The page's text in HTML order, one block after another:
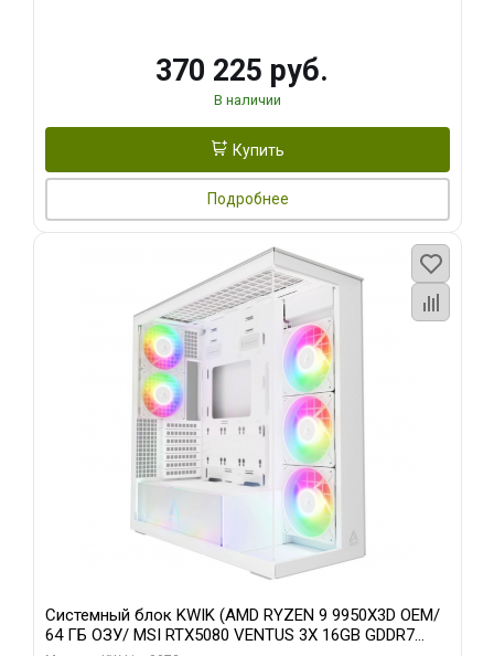
370 225 руб.
В наличии
Купить
Подробнее
Системный блок KWIK (AMD RYZEN 9 9950X3D OEM/
64 ГБ ОЗУ/ MSI RTX5080 VENTUS 3X 16GB GDDR7